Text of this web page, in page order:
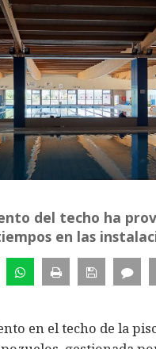
del techo ha
en las
en el techo de la